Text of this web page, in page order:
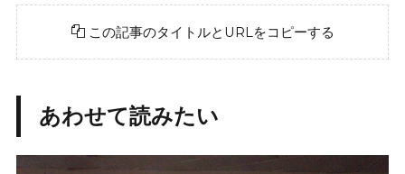
この記事のタイトルとURLをコピーする
あわせて読みたい